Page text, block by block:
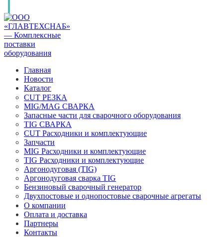
Главная
Новости
Каталог
CUT РЕЗКА
MIG/MAG СВАРКА
Запасные части для сварочного оборудования
TIG СВАРКА
CUT Расходники и комплектующие
Запчасти
MIG Расходники и комплектующие
TIG Расходники и комплектующие
Аргонодуговая (TIG)
Аргонодуговая сварка TIG
Бензиновый сварочный генератор
Двухпостовые и однопостовые сварочные агрегаты
О компании
Оплата и доставка
Партнеры
Контакты